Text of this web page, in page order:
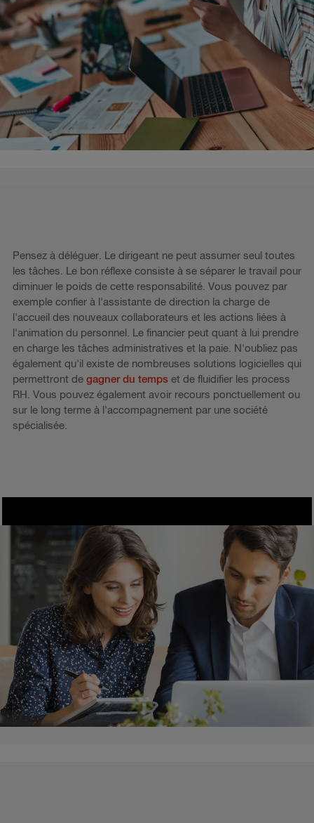
Pensez à déléguer. Le dirigeant ne peut assumer seul toutes
les tâches. Le bon réflexe consiste à se séparer le travail pour
diminuer le poids de cette responsabilité. Vous pouvez par
exemple confier à l'assistante de direction la charge de
l'accueil des nouveaux collaborateurs et les actions liées à
l'animation du personnel. Le financier peut quant à lui prendre
en charge les tâches administratives et la paie. N'oubliez pas
également qu'il existe de nombreuses solutions logicielles qui
permettront de gagner du temps et de fluidifier les process
RH. Vous pouvez également avoir recours ponctuellement ou
sur le long terme à l'accompagnement par une société
spécialisée.